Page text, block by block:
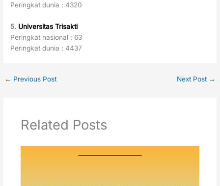
Peringkat dunia : 4320
5. Universitas Trisakti
Peringkat nasional : 63
Peringkat dunia : 4437
← Previous Post Next Post →
Related Posts